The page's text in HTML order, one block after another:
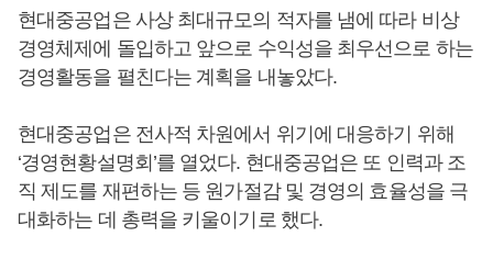
현대중공업은 사상 최대규모의 적자를 냄에 따라 비상
경영체제에 돌입하고 앞으로 수익성을 최우선으로 하는
경영활동을 펼친다는 계획을 내놓았다.
현대중공업은 전사적 차원에서 위기에 대응하기 위해
‘경영현황설명회’를 열었다. 현대중공업은 또 인력과 조
직 제도를 재편하는 등 원가절감 및 경영의 효율성을 극
대화하는 데 총력을 키울이기로 했다.